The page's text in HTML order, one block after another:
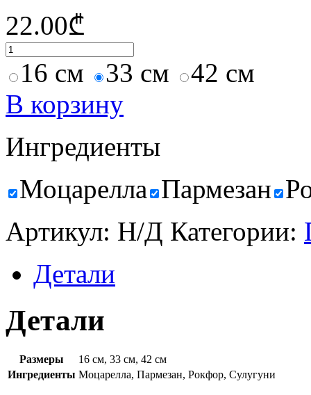
22.00₾
16 см
33 см
42 см
В корзину
Ингредиенты
Моцарелла Пармезан
Артикул: Н/Д Категории:
Детали
Детали
Размеры
16 см, 33 см, 42 см
Ингредиенты Моцарелла, Пармезан, Рокфор, Сулугуни